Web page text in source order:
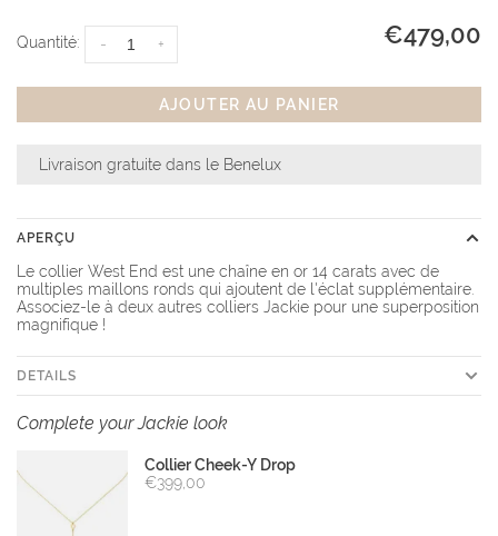
Quantité: +
- €479,00
AJOUTER AU PANIER
Livraison gratuite dans le Benelux
APERÇU
Le collier West End est une chaîne en or 14 carats avec de
multiples maillons ronds qui ajoutent de l'éclat supplémentaire.
Associez-le à deux autres colliers Jackie pour une superposition
magnifique !
DETAILS
Complete your Jackie look
Collier Cheek-Y Drop
€399,00